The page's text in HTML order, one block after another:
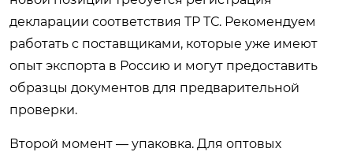
декларации соответствия ТР ТС. Рекомендуем
работать с поставщиками, которые уже имеют
опыт экспорта в Россию и могут предоставить
образцы документов для предварительной
проверки.
Второй момент — упаковка. Для оптовых